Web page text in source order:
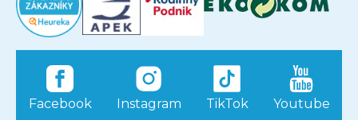
Facebook Instagram TikTok Youtube